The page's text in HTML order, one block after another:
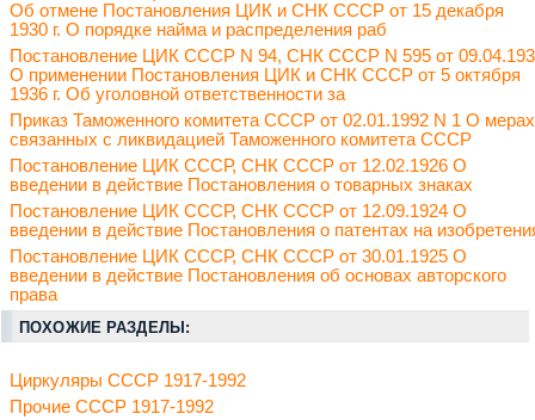
Об отмене Постановления ЦИК и СНК СССР от 15 декабря
1930 г. О порядке найма и распределения раб
Постановление ЦИК СССР N 94, СНК СССР N 595 от
О применении Постановления ЦИК и СНК СССР от 5 октября
1936 г. Об уголовной ответственности за
Приказ Таможенного комитета СССР от 02.01.1992 N 1 О
связанных с ликвидацией Таможенного комитета СССР
Постановление ЦИК СССР, СНК СССР от 12.02.1926 О
введении в действие Постановления о товарных знаках
Постановление ЦИК СССР, СНК СССР от 12.09.1924 О
введении в действие Постановления о патентах на
Постановление ЦИК СССР, СНК СССР от 30.01.1925 О
введении в действие Постановления об основах авторского
права
ПОХОЖИЕ РАЗДЕЛЫ:
Циркуляры СССР 1917-1992
Прочие СССР 1917-1992